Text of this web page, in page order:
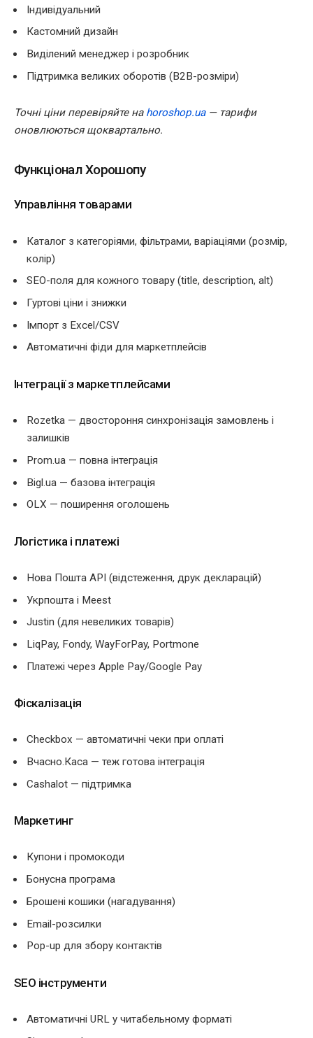
Індивідуальний
Кастомний дизайн
Виділений менеджер і розробник
Підтримка великих оборотів (B2B-розміри)
Точні ціни перевіряйте на horoshop.ua— тарифи
оновлюються щоквартально.
Функціонал Хорошопу
Управління товарами
Каталог з категоріями, фільтрами, варіаціями (розмір,
колір)
SEO-поля для кожного товару (title, description, alt)
Гуртові ціни і знижки
Імпорт з Excel/CSV
Автоматичні фіди для маркетплейсів
Інтеграції з маркетплейсами
Rozetka — двостороння синхронізація замовлень і
залишків
Prom.ua — повна інтеграція
Bigl.ua — базова інтеграція
OLX — поширення оголошень
Логістика і платежі
Нова Пошта API (відстеження, друк декларацій)
Укрпошта і Meest
Justin (для невеликих товарів)
LiqPay, Fondy, WayForPay, Portmone
Платежі через Apple Pay/Google Pay
Фіскалізація
Checkbox — автоматичні чеки при оплаті
Вчасно.Каса — теж готова інтеграція
Cashalot — підтримка
Маркетинг
Купони і промокоди
Бонусна програма
Брошені кошики (нагадування)
Email-розсилки
Pop-up для збору контактів
SEO інструменти
Автоматичні URL у читабельному форматі